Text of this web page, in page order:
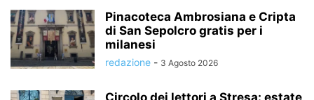
Pinacoteca Ambrosiana e Cripta
di San Sepolcro gratis per i
milanesi
redazione - 3 Agosto 2026